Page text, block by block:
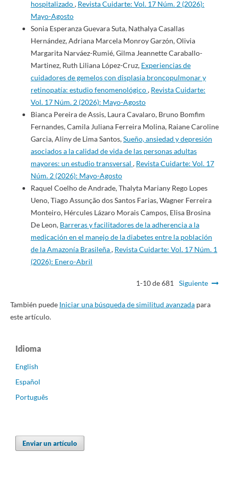
hospitalizado, Revista Cuidarte: Vol. 17 Núm. 2 (2026):
Mayo-Agosto
Sonia Esperanza Guevara Suta, Nathalya Casallas
Hernández, Adriana Marcela Monroy Garzón, Olivia
Margarita Narváez-Rumié, Gilma Jeannette Caraballo-
Martinez, Ruth Liliana López-Cruz, Experiencias de
cuidadores de gemelos con displasia broncopulmonar y
retinopatía: estudio fenomenológico, Revista Cuidarte:
Vol. 17 Núm. 2 (2026): Mayo-Agosto
Bianca Pereira de Assis, Laura Cavalaro, Bruno Bomfim
Fernandes, Camila Juliana Ferreira Molina, Raiane Caroline
Garcia, Aliny de Lima Santos,Sueño, ansiedad y depresión
asociados a la calidad de vida de las personas adultas
mayores: un estudio transversal , Revista Cuidarte: Vol. 17
Núm. 2 (2026): Mayo-Agosto
Raquel Coelho de Andrade, Thalyta Mariany Rego Lopes
Ueno, Tiago Assunção dos Santos Farias, Wagner Ferreira
Monteiro, Hércules Lázaro Morais Campos, Elisa Brosina
De Leon, Barreras y facilitadores de la adherencia a la
medicación en el manejo de la diabetes entre la población
de la Amazonía Brasileña, Revista Cuidarte: Vol. 17 Núm. 1
(2026): Enero-Abril
1-10 de 681 Siguiente
También puede Iniciar una búsqueda de similitud avanzadapara
este artículo.
Idioma
English
Español
Português
Enviar un artículo